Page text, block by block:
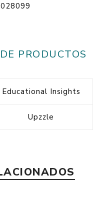
PRODUCTOS
Educational Insights
Upzzle